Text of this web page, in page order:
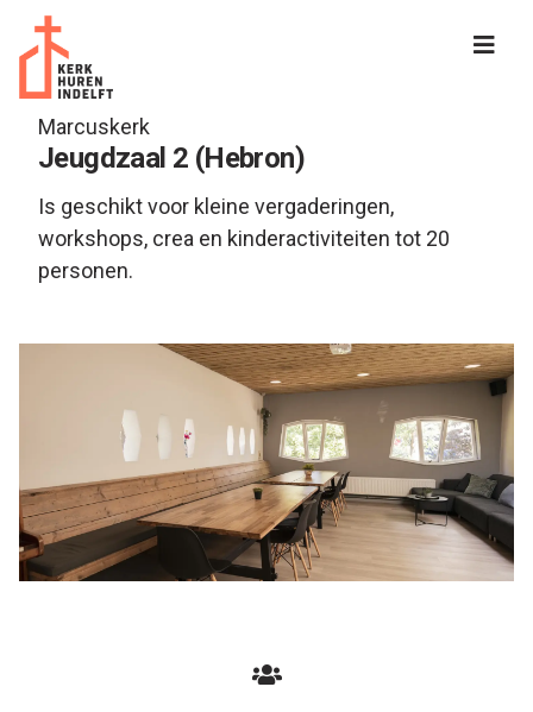
Protestantse Gemeente Delft
Marcuskerk
Jeugdzaal 2 (Hebron)
Is geschikt voor kleine vergaderingen,
workshops, crea en kinderactiviteiten tot 20
personen.